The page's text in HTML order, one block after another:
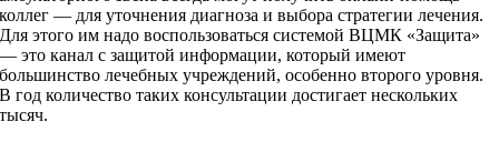
коллег — для уточнения диагноза и выбора стратегии лечения.
Для этого им надо воспользоваться системой ВЦМК «Защита»
— это канал с защитой информации, который имеют
большинство лечебных учреждений, особенно второго уровня.
В год количество таких консультации достигает нескольких
тысяч.